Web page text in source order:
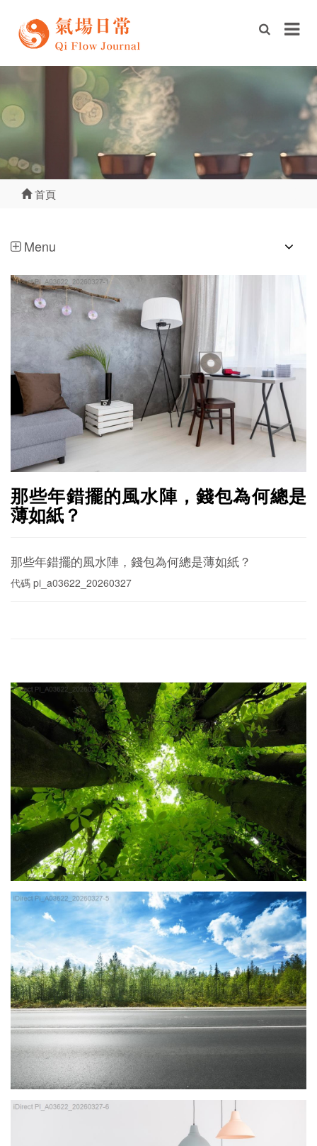
首頁
Menu
那些年錯擺的風水陣，錢包為何總是
薄如紙？
那些年錯擺的風水陣，錢包為何總是薄如紙？
代碼 pi_a03622_20260327